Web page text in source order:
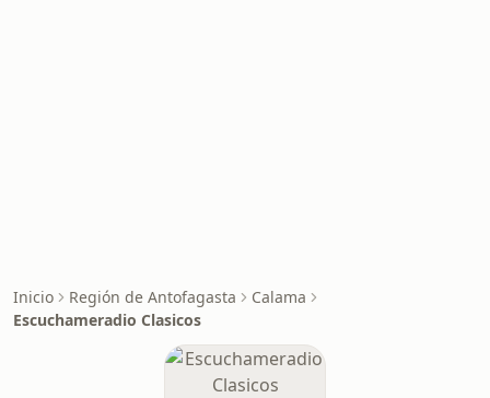
Inicio Región de Antofagasta
Calama
Escuchameradio Clasicos